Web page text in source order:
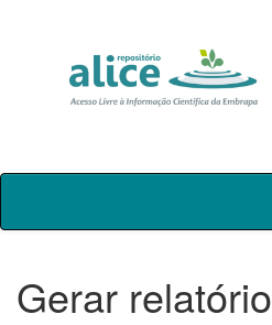
Skip
Gerar relatório